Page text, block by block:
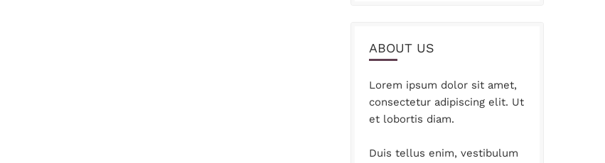
ABOUT US
Lorem ipsum dolor sit amet,
consectetur adipiscing elit. Ut
et lobortis diam.
Duis tellus enim, vestibulum